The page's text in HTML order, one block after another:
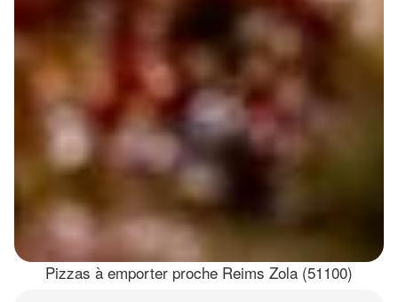
Pizzas à emporter proche Reims Zola (51100)